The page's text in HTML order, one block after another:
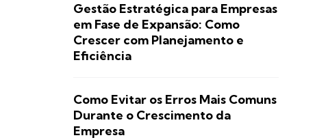
Gestão Estratégica para Empresas
em Fase de Expansão: Como
Crescer com Planejamento e
Eficiência
Como Evitar os Erros Mais Comuns
Durante o Crescimento da
Empresa